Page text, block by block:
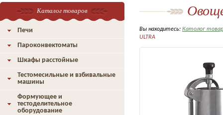
Вы находитесь: Католог
ULTRA
Каталог товаров
Печи
Пароконвектоматы
Шкафы расстойные
Тестомесильные и взбивальные
машины
Формующее и
тестоделительное
оборудование